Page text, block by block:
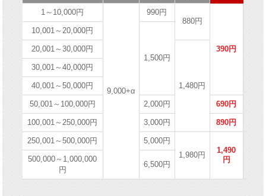
1～10,000円
9,000+α
990円
880円
390円
10,001～20,000円
1,500円
20,001～30,000円
1,480円
30,001～40,000円
40,001～50,000円
50,001～100,000円 2,000円 690円
100,001～250,000円 3,000円 890円
250,001～500,000円
5,000円
1,980円
1,490
円
500,000～1,000,000
円
6,500円